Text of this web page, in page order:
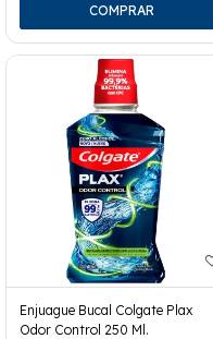
Enjuague Bucal Colgate Plax
Odor Control 250 Ml.